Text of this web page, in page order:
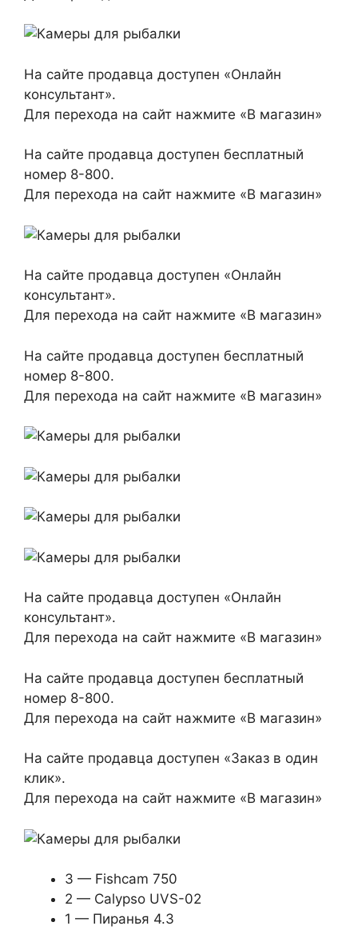
На сайте продавца доступен «Онлайн
консультант».
Для перехода на сайт нажмите «В магазин»
На сайте продавца доступен бесплатный
номер 8-800.
Для перехода на сайт нажмите «В магазин»
На сайте продавца доступен «Онлайн
консультант».
Для перехода на сайт нажмите «В магазин»
На сайте продавца доступен бесплатный
номер 8-800.
Для перехода на сайт нажмите «В магазин»
На сайте продавца доступен «Онлайн
консультант».
Для перехода на сайт нажмите «В магазин»
На сайте продавца доступен бесплатный
номер 8-800.
Для перехода на сайт нажмите «В магазин»
На сайте продавца доступен «Заказ в один
клик».
Для перехода на сайт нажмите «В магазин»
3 — Fishcam 750
2 — Calypso UVS-02
1 — Пиранья 4.3